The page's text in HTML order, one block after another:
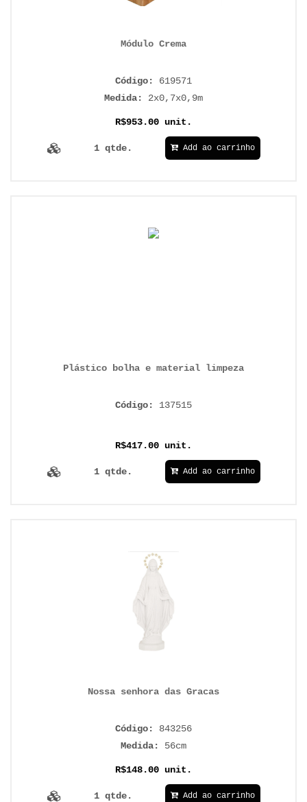
Módulo Crema
Código: 619571
Medida: 2x0,7x0,9m
R$953.00 unit.
1 qtde. Add ao carrinho
Plástico bolha e material limpeza
Código: 137515
R$417.00 unit.
1 qtde. Add ao carrinho
Nossa senhora das Gracas
Código: 843256
Medida: 56cm
R$148.00 unit.
1 qtde. Add ao carrinho